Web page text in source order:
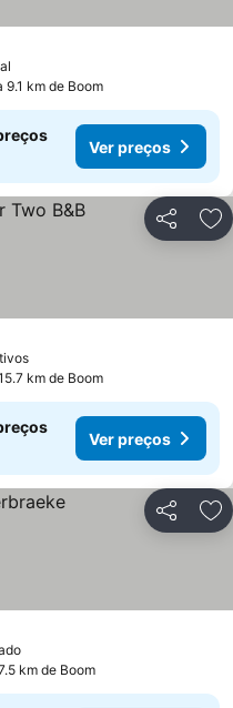
9.1 km de Boom
Ver preços
Partilhar
Ver preços
km de Boom
Ver preços
Partilhar
Ver preços
km de Boom